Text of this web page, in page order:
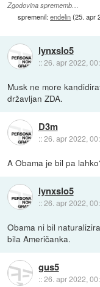
Zgodovina sprememb…
spremenil:endelin(25. apr
lynxslo5
::26. apr 2022,
Musk ne more
državljan ZDA.
D3m
::26. apr 2022,
A Obama je bil pa
lynxslo5
::26. apr 2022,
Obama ni bil
bila Američanka.
gus5
::26. apr 2022,